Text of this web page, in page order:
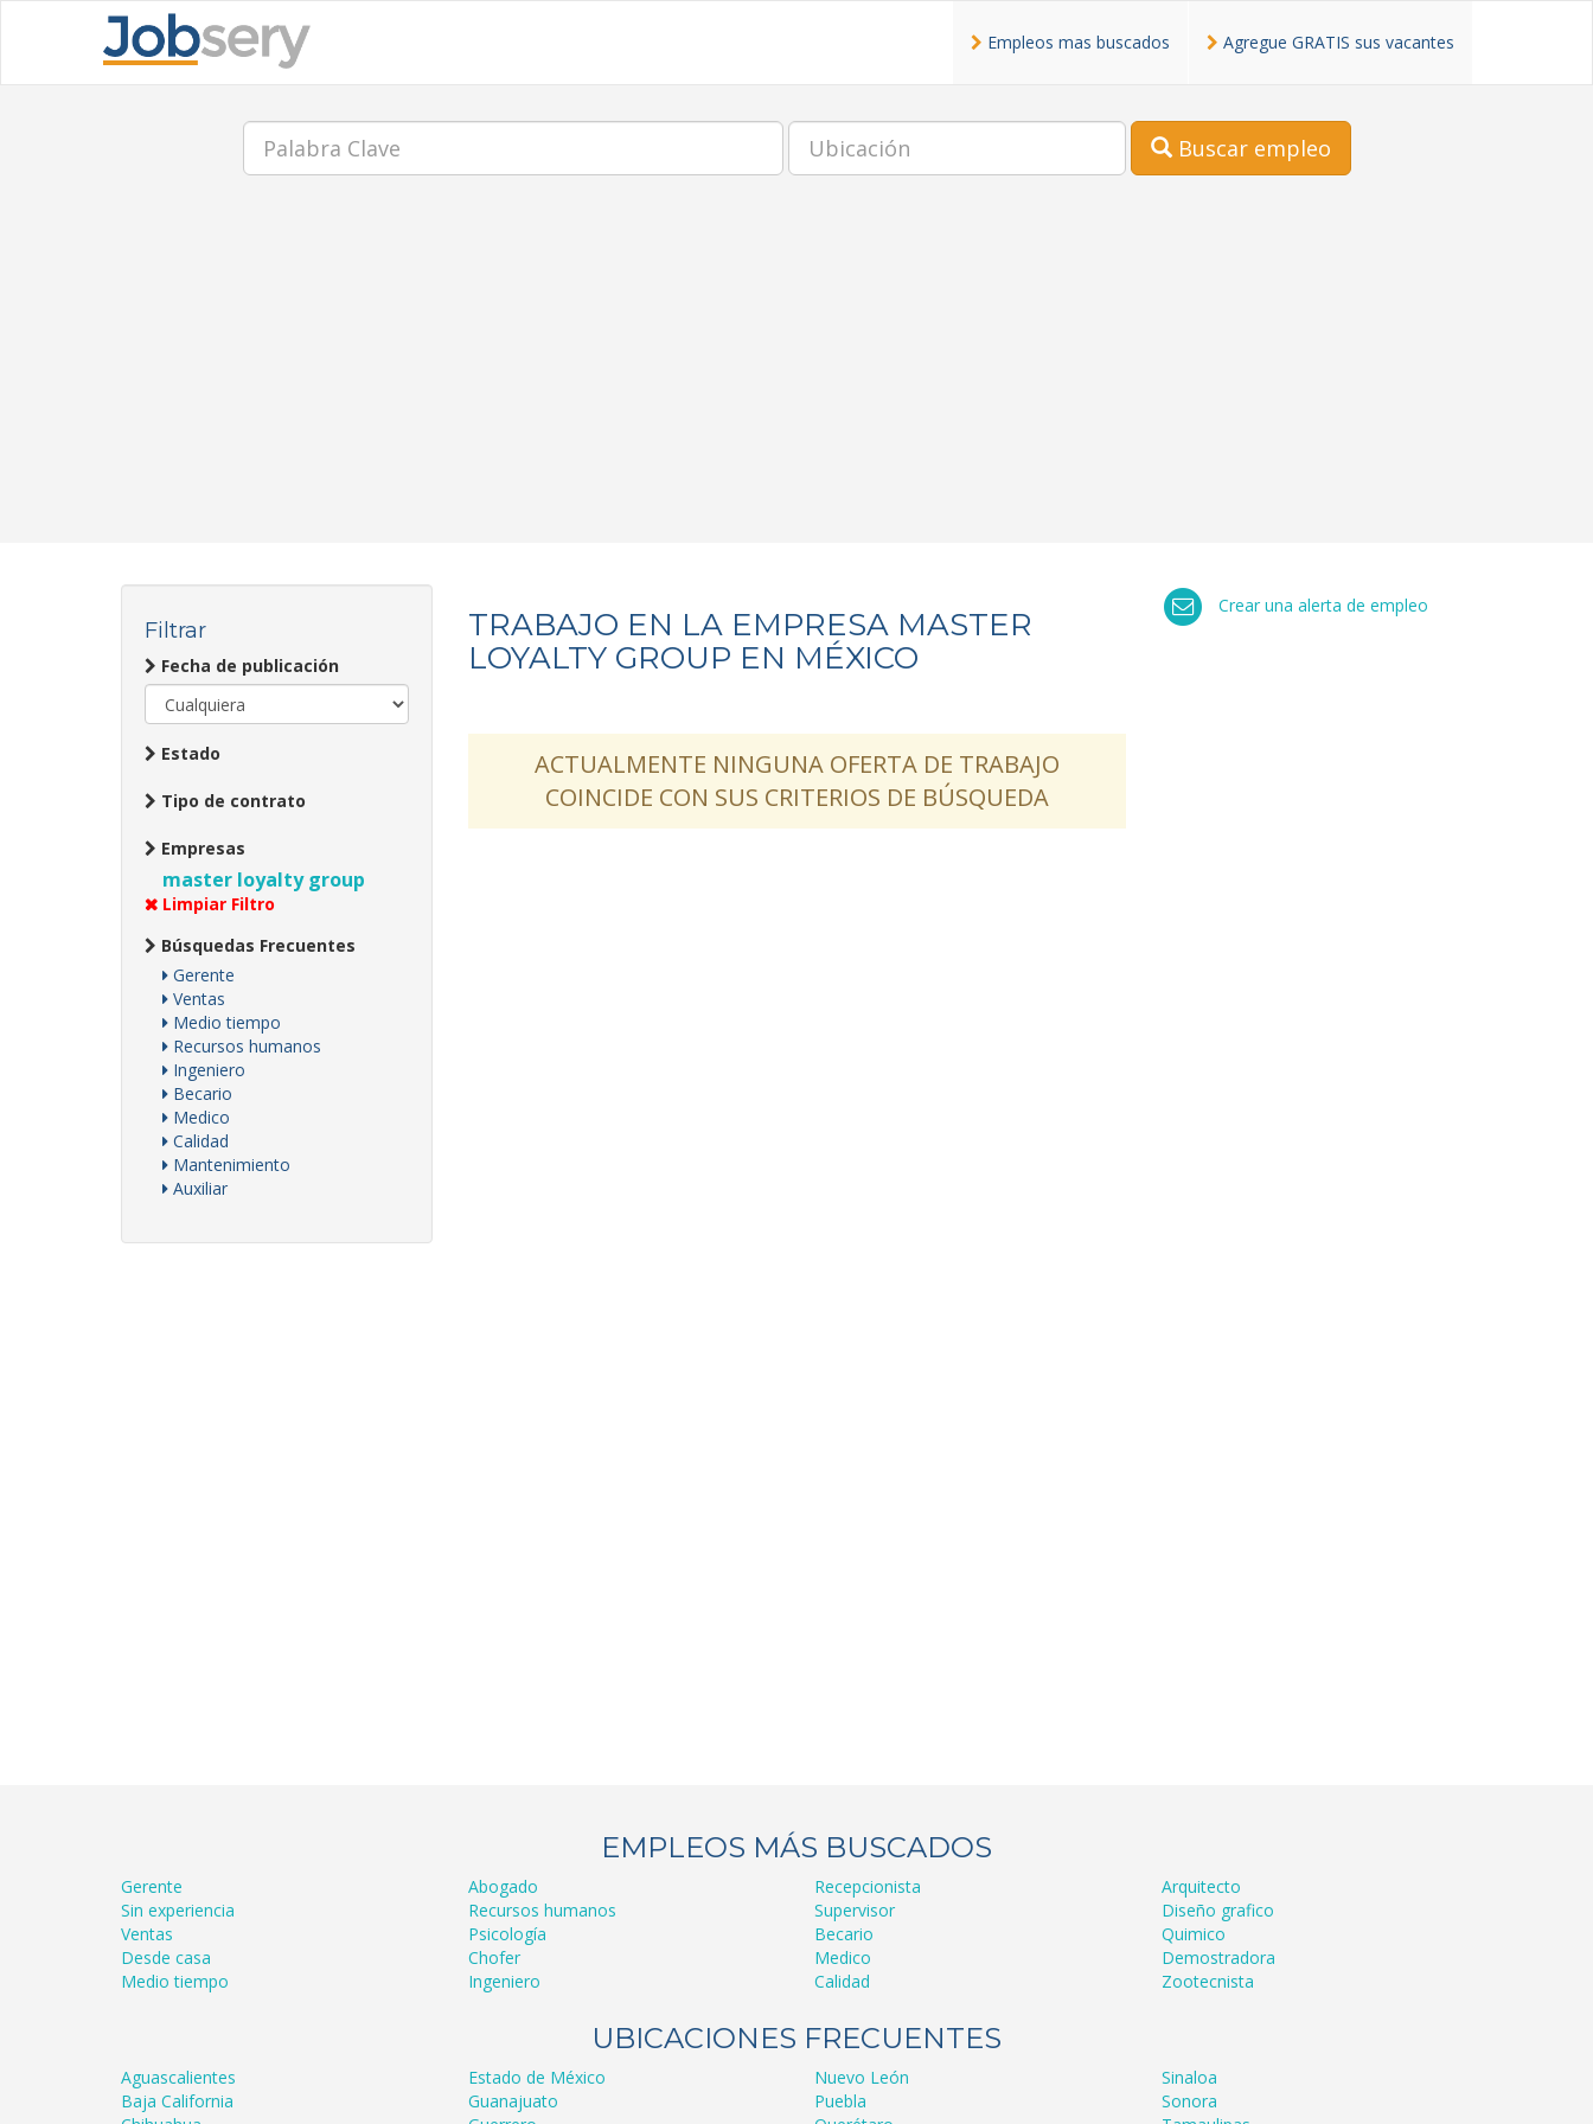
Empleos mas buscados Agregue GRATIS sus vacantes
Palabra
Clave
Ubicación
Buscar empleo
Filtrar
Fecha de publicación
Estado
Tipo de contrato
Empresas
master loyalty group
Limpiar Filtro
Búsquedas Frecuentes
Gerente
Ventas
Medio tiempo
Recursos humanos
Ingeniero
Becario
Medico
Calidad
Mantenimiento
Auxiliar
TRABAJO EN LA EMPRESA MASTER
LOYALTY GROUP EN MÉXICO
ACTUALMENTE NINGUNA OFERTA DE TRABAJO
COINCIDE CON SUS CRITERIOS DE BÚSQUEDA
Crear una alerta de empleo
EMPLEOS MÁS BUSCADOS
Gerente
Sin experiencia
Ventas
Desde casa
Medio tiempo
Abogado
Recursos humanos
Psicología
Chofer
Ingeniero
Recepcionista
Supervisor
Becario
Medico
Calidad
Arquitecto
Diseño grafico
Quimico
Demostradora
Zootecnista
UBICACIONES FRECUENTES
Aguascalientes
Baja California
Estado de México
Guanajuato
Nuevo León
Puebla
Sinaloa
Sonora